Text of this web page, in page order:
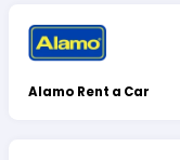
Alamo Rent a Car